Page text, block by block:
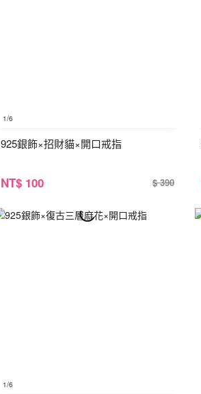
1/6
925銀飾×招財貓×開口戒指
NT$ 100 $ 390
1/6